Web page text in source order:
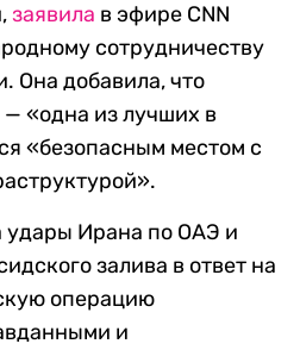
заявила в эфире CNN
сотрудничеству
добавила, что
«одна из лучших в
«безопасным местом с
Ирана по ОАЭ и
залива в ответ на
операцию
и